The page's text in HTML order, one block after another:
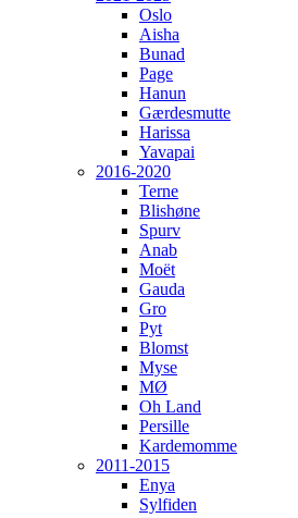
Oslo
Aisha
Bunad
Page
Hanun
Gærdesmutte
Harissa
Yavapai
2016-2020
Terne
Blishøne
Spurv
Anab
Moët
Gauda
Gro
Pyt
Blomst
Myse
MØ
Oh Land
Persille
Kardemomme
2011-2015
Enya
Sylfiden